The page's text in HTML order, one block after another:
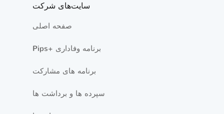
سایت‌های شرکت
صفحه اصلی
Pips+ برنامه وفاداری
برنامه های مشارکت
سپرده ها و برداشت ها